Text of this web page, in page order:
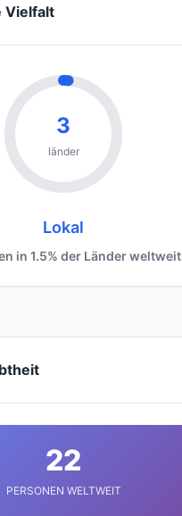
Vielfalt
3
länder
Lokal
in 1.5% der Länder weltweit
22
PERSONEN WELTWEIT